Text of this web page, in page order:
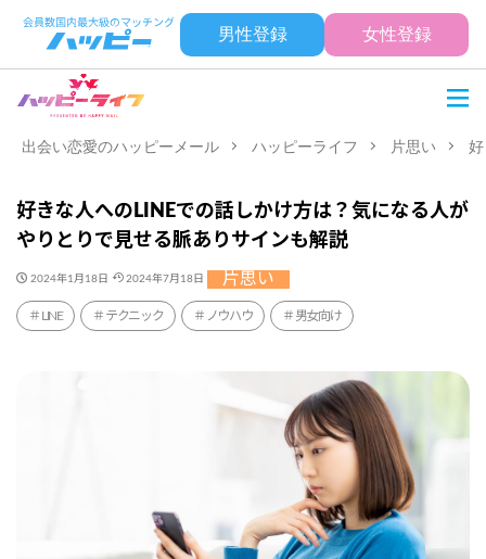
男性登録 女性登録
出会い恋愛のハッピーメール ハッピーライフ 片思い
好きな人へのLINEでの話しかけ方は？気になる人が
やりとりで見せる脈ありサインも解説
2024年1月18日 2024年7月18日 片思い
LINE テクニック ノウハウ 男女向け